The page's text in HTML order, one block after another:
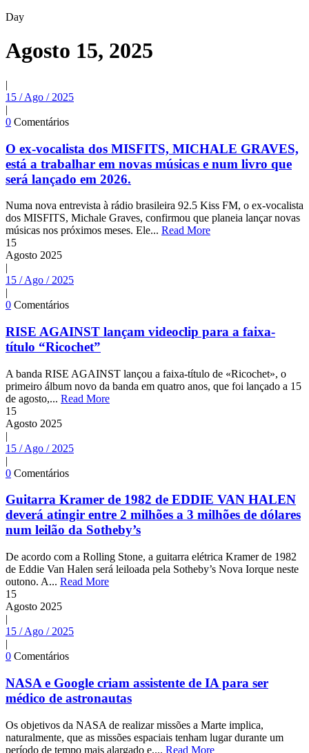
Day
Agosto 15, 2025
|
15 / Ago / 2025
|
0 Comentários
O ex-vocalista dos MISFITS, MICHALE GRAVES,
está a trabalhar em novas músicas e num livro que
será lançado em 2026.
Numa nova entrevista à rádio brasileira 92.5 Kiss FM, o ex-vocalista
dos MISFITS, Michale Graves, confirmou que planeia lançar novas
músicas nos próximos meses. Ele... Read More
15
Agosto 2025
|
15 / Ago / 2025
|
0 Comentários
RISE AGAINST lançam videoclip para a faixa-
título “Ricochet”
A banda RISE AGAINST lançou a faixa-título de «Ricochet», o
primeiro álbum novo da banda em quatro anos, que foi lançado a 15
de agosto,... Read More
15
Agosto 2025
|
15 / Ago / 2025
|
0 Comentários
Guitarra Kramer de 1982 de EDDIE VAN HALEN
deverá atingir entre 2 milhões a 3 milhões de dólares
num leilão da Sotheby’s
De acordo com a Rolling Stone, a guitarra elétrica Kramer de 1982
de Eddie Van Halen será leiloada pela Sotheby’s Nova Iorque neste
outono. A... Read More
15
Agosto 2025
|
15 / Ago / 2025
|
0 Comentários
NASA e Google criam assistente de IA para ser
médico de astronautas
Os objetivos da NASA de realizar missões a Marte implica,
naturalmente, que as missões espaciais tenham lugar durante um
período de tempo mais alargado e,... Read More